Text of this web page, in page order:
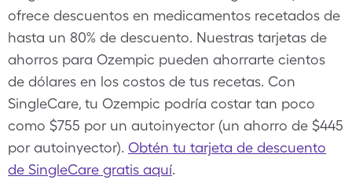
ofrece descuentos en medicamentos recetados de
hasta un 80% de descuento. Nuestras tarjetas de
ahorros para Ozempic pueden ahorrarte cientos
de dólares en los costos de tus recetas. Con
SingleCare, tu Ozempic podría costar tan poco
como $755 por un autoinyector (un ahorro de $445
por autoinyector). Obtén tu tarjeta de descuento
de SingleCare gratis aquí.